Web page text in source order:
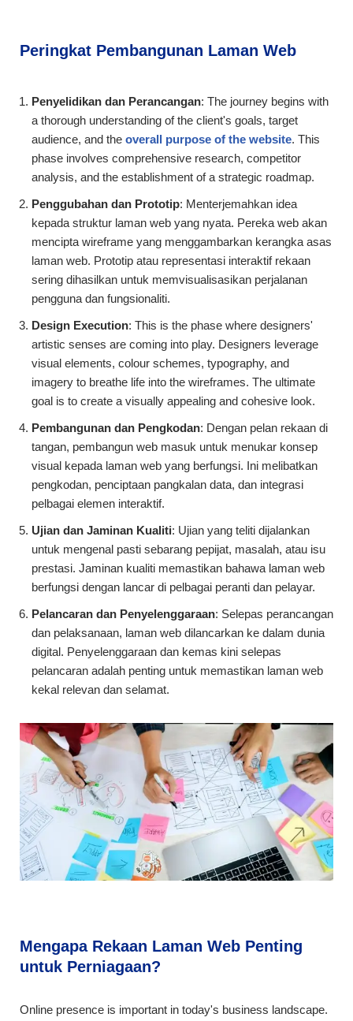
Peringkat Pembangunan Laman Web
Penyelidikan dan Perancangan: The journey begins with
a thorough understanding of the client's goals, target
audience, and the overall purpose of the website. This
phase involves comprehensive research, competitor
analysis, and the establishment of a strategic roadmap.
Penggubahan dan Prototip: Menterjemahkan idea
kepada struktur laman web yang nyata. Pereka web akan
mencipta wireframe yang menggambarkan kerangka asas
laman web. Prototip atau representasi interaktif rekaan
sering dihasilkan untuk memvisualisasikan perjalanan
pengguna dan fungsionaliti.
Design Execution: This is the phase where designers'
artistic senses are coming into play. Designers leverage
visual elements, colour schemes, typography, and
imagery to breathe life into the wireframes. The ultimate
goal is to create a visually appealing and cohesive look.
Pembangunan dan Pengkodan: Dengan pelan rekaan di
tangan, pembangun web masuk untuk menukar konsep
visual kepada laman web yang berfungsi. Ini melibatkan
pengkodan, penciptaan pangkalan data, dan integrasi
pelbagai elemen interaktif.
Ujian dan Jaminan Kualiti: Ujian yang teliti dijalankan
untuk mengenal pasti sebarang pepijat, masalah, atau isu
prestasi. Jaminan kualiti memastikan bahawa laman web
berfungsi dengan lancar di pelbagai peranti dan pelayar.
Pelancaran dan Penyelenggaraan: Selepas perancangan
dan pelaksanaan, laman web dilancarkan ke dalam dunia
digital. Penyelenggaraan dan kemas kini selepas
pelancaran adalah penting untuk memastikan laman web
kekal relevan dan selamat.
Mengapa Rekaan Laman Web Penting
untuk Perniagaan?
Online presence is important in today's business landscape.